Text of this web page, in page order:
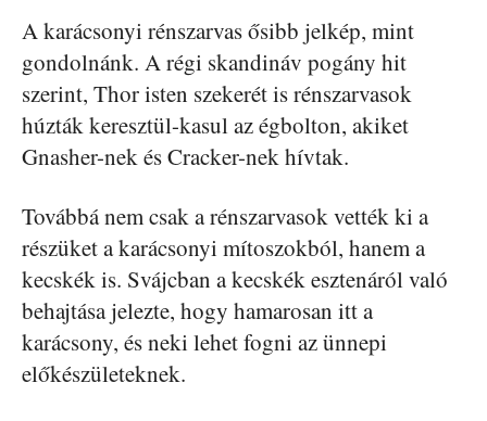
A karácsonyi rénszarvas ősibb jelkép, mint
gondolnánk. A régi skandináv pogány hit
szerint, Thor isten szekerét is rénszarvasok
húzták keresztül-kasul az égbolton, akiket
Gnasher-nek és Cracker-nek hívtak.
Továbbá nem csak a rénszarvasok vették ki a
részüket a karácsonyi mítoszokból, hanem a
kecskék is. Svájcban a kecskék esztenáról való
behajtása jelezte, hogy hamarosan itt a
karácsony, és neki lehet fogni az ünnepi
előkészületeknek.